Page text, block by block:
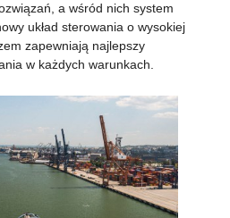
a wśród nich system
układ sterowania o wysokiej
zapewniają najlepszy
w każdych warunkach.